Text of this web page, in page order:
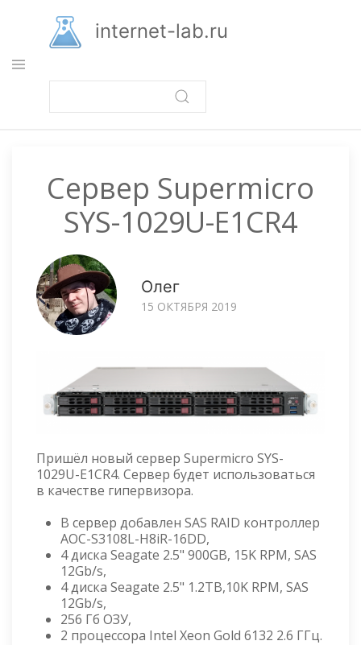
основному
содержанию
internet-lab.ru
Сервер Supermicro
SYS-1029U-E1CR4
Олег
15 ОКТЯБРЯ 2019
Пришёл новый сервер Supermicro SYS-
1029U-E1CR4. Сервер будет использоваться
в качестве гипервизора.
В сервер добавлен SAS RAID контроллер
AOC-S3108L-H8iR-16DD,
4 диска Seagate 2.5" 900GB, 15K RPM, SAS
12Gb/s,
4 диска Seagate 2.5" 1.2TB,10K RPM, SAS
12Gb/s,
256 Гб ОЗУ,
2 процессора Intel Xeon Gold 6132 2.6 ГГц.